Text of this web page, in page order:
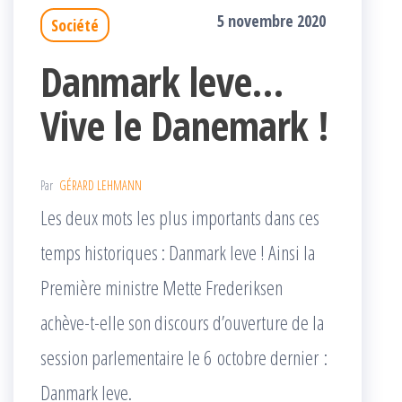
Société 5 novembre 2020
Danmark leve…
Vive le Danemark !
Par GÉRARD LEHMANN
Les deux mots les plus importants dans ces
temps historiques : Danmark leve ! Ainsi la
Première ministre Mette Frederiksen
achève-t-elle son discours d’ouverture de la
session parlementaire le 6 octobre dernier :
Danmark leve.